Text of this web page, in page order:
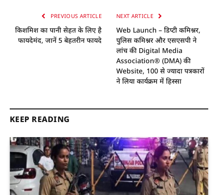
PREVIOUS ARTICLE
किशमिश का पानी सेहत के लिए है
फायदेमंद, जानें 5 बेहतरीन फायदे
NEXT ARTICLE
Web Launch – डिप्टी कमिश्नर,
पुलिस कमिश्नर और एसएसपी ने
लांच की Digital Media
Association® (DMA) की
Website, 100 से ज्यादा पत्रकारों
ने लिया कार्यक्रम में हिस्सा
KEEP READING